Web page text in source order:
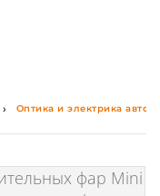
Оптика и электрика